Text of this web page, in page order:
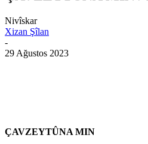
Nivîskar
Xizan Şîlan
-
29 Ağustos 2023
ÇAVZEYTÛNA MIN